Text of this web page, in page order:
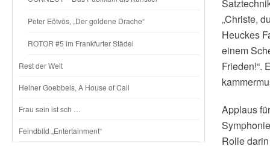
Peter Eötvös, „Der goldene Drache“
ROTOR #5 im Frankfurter Städel
Rest der Welt
Heiner Goebbels, A House of Call
Frau sein ist sch …
Feindbild „Entertainment“
„Christe,
Heuckes
einem
Frieden!“.
Applaus
Rolle